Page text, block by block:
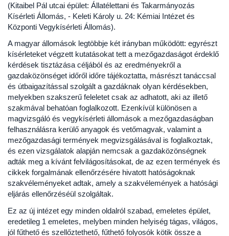
(Kitaibel Pál utcai épület: Állatélettani és Takarmányozás
Kísérleti Állomás, - Keleti Károly u. 24: Kémiai Intézet és
Központi Vegykísérleti Állomás).
A magyar állomások legtöbbje két irányban működött: egyrészt
kísérleteket végzett kutatásokat tett a mezőgazdaságot érdeklő
kérdések tisztázása céljából és az eredményekről a
gazdaközönséget időről időre tájékoztatta, másrészt tanáccsal
és útbaigazítással szolgált a gazdáknak olyan kérdésekben,
melyekben szakszerű feleletet csak az adhatott, aki az illető
szakmával behatóan foglalkozott. Ezenkívül különösen a
magvizsgáló és vegykísérleti állomások a mezőgazdaságban
felhasználásra kerülő anyagok és vetőmagvak, valamint a
mezőgazdasági termények megvizsgálásával is foglalkoztak,
és ezen vizsgálatok alapján nemcsak a gazdaközönségnek
adták meg a kívánt felvilágosításokat, de az ezen termények és
cikkek forgalmának ellenőrzésére hivatott hatóságoknak
szakvéleményeket adtak, amely a szakvélemények a hatósági
eljárás ellenőrzéséül szolgáltak.
Ez az új intézet egy minden oldalról szabad, emeletes épület,
eredetileg 1 emeletes, melyben minden helyiség tágas, világos,
jól fűthető és szellőztethető, fűthető folyosók kötik össze a